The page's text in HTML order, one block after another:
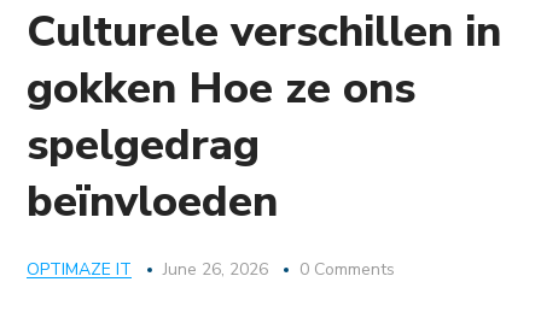
Culturele verschillen in
gokken Hoe ze ons
spelgedrag
beïnvloeden
OPTIMAZE IT June 26, 2026 0 Comments